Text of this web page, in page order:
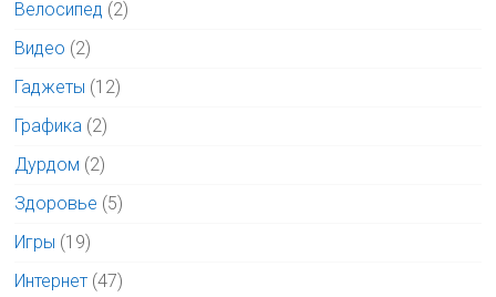
Велосипед (2)
Видео (2)
Гаджеты (12)
Графика (2)
Дурдом (2)
Здоровье (5)
Игры (19)
Интернет (47)